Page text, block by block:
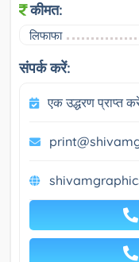
कीमत:
लिफाफा
संपर्क करें:
एक उद्धरण प्राप्त